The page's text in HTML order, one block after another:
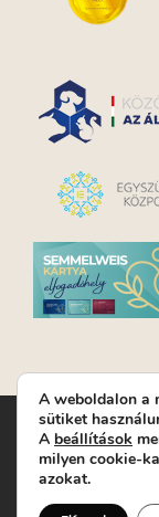
Turay Ida
helyszín: Turay
Levelezési cím:
A weboldalon a
sütiket
A beállítások
milyen cookie-
azokat.